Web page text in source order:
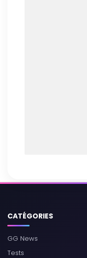
CATÉGORIES
GG News
Tests